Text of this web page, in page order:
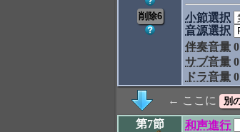
小節選択
音源選択
伴奏音量 0
サブ音量 0
ドラ音量 0
← ここに
第7節
和声進行